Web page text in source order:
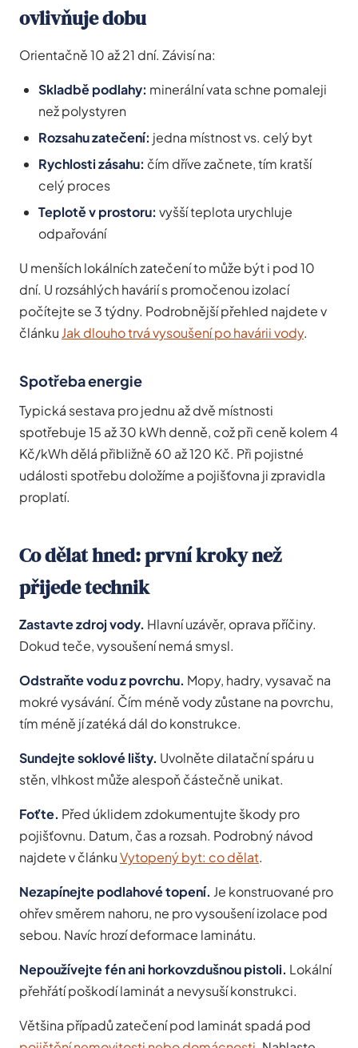
ovlivňuje dobu
Orientačně 10 až 21 dní. Závisí na:
Skladbě podlahy: minerální vata schne pomaleji
než polystyren
Rozsahu zatečení: jedna místnost vs. celý byt
Rychlosti zásahu: čím dříve začnete, tím kratší
celý proces
Teplotě v prostoru: vyšší teplota urychluje
odpařování
U menších lokálních zatečení to může být i pod 10
dní. U rozsáhlých havárií s promočenou izolací
počítejte se 3 týdny. Podrobnější přehled najdete v
článku Jak dlouho trvá vysoušení po havárii vody.
Spotřeba energie
Typická sestava pro jednu až dvě místnosti
spotřebuje 15 až 30 kWh denně, což při ceně kolem 4
Kč/kWh dělá přibližně 60 až 120 Kč. Při pojistné
události spotřebu doložíme a pojišťovna ji zpravidla
proplatí.
Co dělat hned: první kroky než
přijede technik
Zastavte zdroj vody. Hlavní uzávěr, oprava příčiny.
Dokud teče, vysoušení nemá smysl.
Odstraňte vodu z povrchu. Mopy, hadry, vysavač na
mokré vysávání. Čím méně vody zůstane na povrchu,
tím méně jí zatéká dál do konstrukce.
Sundejte soklové lišty. Uvolněte dilatační spáru u
stěn, vlhkost může alespoň částečně unikat.
Foťte. Před úklidem zdokumentujte škody pro
pojišťovnu. Datum, čas a rozsah. Podrobný návod
najdete v článkuVytopený byt: co dělat.
Nezapínejte podlahové topení. Je konstruované pro
ohřev směrem nahoru, ne pro vysoušení izolace pod
sebou. Navíc hrozí deformace laminátu.
Nepoužívejte fén ani horkovzdušnou pistoli. Lokální
přehřátí poškodí laminát a nevysuší konstrukci.
Většina případů zatečení pod laminát spadá pod